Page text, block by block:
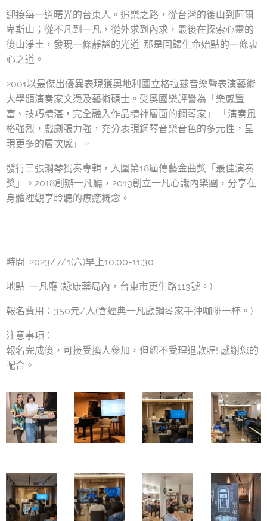
迎接每一道曙光的台東人。追樂之路，從台灣的後山到阿爾
卑斯山；從不凡到一凡，從外求到內求，最後在探索心靈的
後山淨土，發現一條靜謐的光道-那是回歸生命始點的一條衷
心之道。
2001以最傑出優異表現獲奧地利國立格拉茲音樂暨表演藝術
大學頒演奏家文憑及藝術碩士。受奧國樂評譽為「樂感豐
富、技巧精湛，完全融入作品精神層面的鋼琴家」 「演奏風
格強烈，戲劇張力強，充分表現鋼琴音樂音色的多元性，呈
現更多的層次感」。
發行三張鋼琴獨奏專輯，入圍第18屆傳藝金曲獎「最佳演奏
獎」。2018創辦一凡廳，2019創立一凡心識內樂團，分享在
身體裡觀享聆聽的療癒概念。
-------------------------------------------------------------
---
時間: 2023/7/1(六)早上10:00-11:30
地點: 一凡廳 (詠康藥局內，台東市更生路113號。)
報名費用：350元/人(含經典一凡廳鋼琴家手沖咖啡一杯。)
注意事項：
報名完成後，可接受換人參加，但恕不受理退款喔! 感謝您的
配合。